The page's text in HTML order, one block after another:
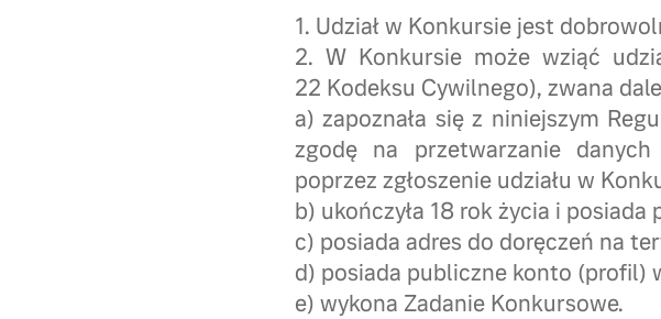
1. Udział w Konkursie jest
2. W Konkursie może wziąć
22 Kodeksu Cywilnego), zwana
a) zapoznała się z niniejszym
zgodę na przetwarzanie
poprzez zgłoszenie udziału w
b) ukończyła 18 rok życia i
c) posiada adres do doręczeń na
d) posiada publiczne konto (profil)
e) wykona Zadanie Konkursowe.